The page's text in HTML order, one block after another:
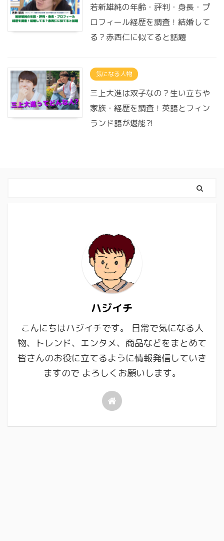
若新雄純の年齢・評判・身長・プ
ロフィール経歴を調査！結婚して
る？赤西仁に似てると話題
気になる人物
三上大進は双子なの？生い立ちや
家族・経歴を調査！英語とフィン
ランド語が堪能?!
ハジイチ
こんにちはハジイチです。 日常で気になる人
物、トレンド、エンタメ、商品などをまとめて
皆さんのお役に立てるように情報発信していき
ますので よろしくお願いします。